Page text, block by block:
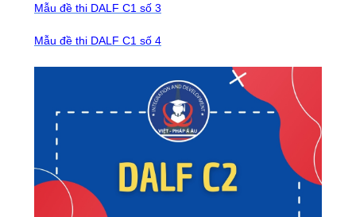
Mẫu đề thi DALF C1 số 3
Mẫu đề thi DALF C1 số 4